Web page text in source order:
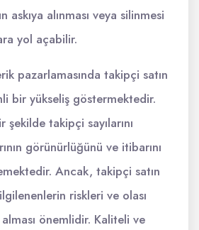
askıya alınması veya silinmesi
yol açabilir.
pazarlamasında takipçi satın
bir yükseliş göstermektedir.
şekilde takipçi sayılarını
görünürlüğünü ve itibarını
Ancak, takipçi satın
riskleri ve olası
önemlidir. Kaliteli ve